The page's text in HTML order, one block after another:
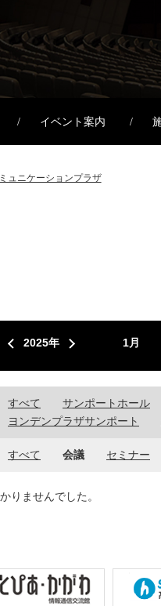
イベント案内
ュニケーションプラザ
2025年 1月
すべて サンポートホール
ヨンデンプラザサンポート
すべて 会議 セミナー
りませんでした。